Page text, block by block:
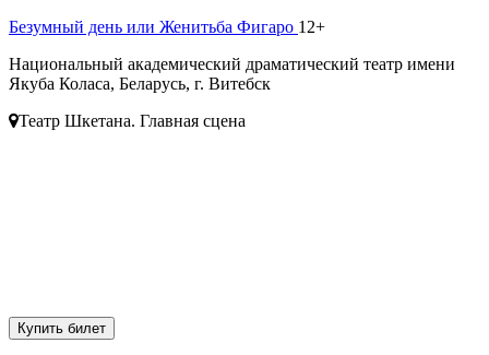
Безумный день или Женитьба Фигаро 12+
Национальный академический драматический театр имени
Якуба Коласа, Беларусь, г. Витебск
Театр Шкетана. Главная сцена
Купить билет